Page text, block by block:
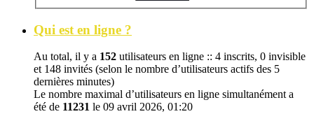
Qui est en ligne ?
Au total, il y a 152 utilisateurs en ligne :: 4 inscrits, 0 invisible
et 148 invités (selon le nombre d’utilisateurs actifs des 5
dernières minutes)
Le nombre maximal d’utilisateurs en ligne simultanément a
été de 11231 le 09 avril 2026, 01:20